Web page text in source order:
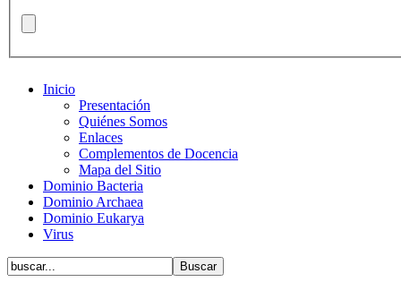
Inicio
Presentación
Quiénes Somos
Enlaces
Complementos de Docencia
Mapa del Sitio
Dominio Bacteria
Dominio Archaea
Dominio Eukarya
Virus